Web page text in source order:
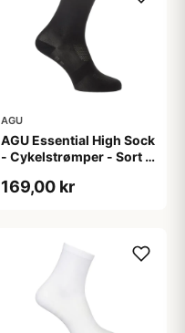
AGU
AGU Essential High Sock
- Cykelstrømper - Sort -
169,00 kr